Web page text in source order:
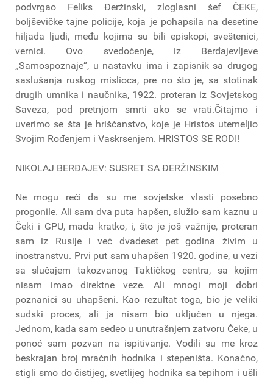
podvrgao Feliks Đeržinski, zloglasni šef ČEKE,
boljševičke tajne policije, koja je pohapsila na desetine
hiljada ljudi, među kojima su bili episkopi, sveštenici,
vernici. Ovo svedočenje, iz Berđajevljeve
„Samospoznaje“, u nastavku ima i zapisnik sa drugog
saslušanja ruskog mislioca, pre no što je, sa stotinak
drugih umnika i naučnika, 1922. proteran iz Sovjetskog
Saveza, pod pretnjom smrti ako se vrati.Čitajmo i
uverimo se šta je hrišćanstvo, koje je Hristos utemeljio
Svojim Rođenjem i Vaskrsenjem. HRISTOS SE RODI!
NIKOLAJ BERĐAJEV: SUSRET SA ĐERŽINSKIM
Ne mogu reći da su me sovjetske vlasti posebno
progonile. Ali sam dva puta hapšen, služio sam kaznu u
Čeki i GPU, mada kratko, i, što je još važnije, proteran
sam iz Rusije i već dvadeset pet godina živim u
inostranstvu. Prvi put sam uhapšen 1920. godine, u vezi
sa slučajem takozvanog Taktičkog centra, sa kojim
nisam imao direktne veze. Ali mnogi moji dobri
poznanici su uhapšeni. Kao rezultat toga, bio je veliki
sudski proces, ali ja nisam bio uključen u njega.
Jednom, kada sam sedeo u unutrašnjem zatvoru Čeke, u
ponoć sam pozvan na ispitivanje. Vodili su me kroz
beskrajan broj mračnih hodnika i stepeništa. Konačno,
stigli smo do čistijeg, svetlijeg hodnika sa tepihom i ušli